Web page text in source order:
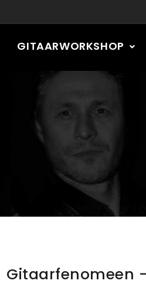
GITAARWORKSHOP
Gitaarfenomeen